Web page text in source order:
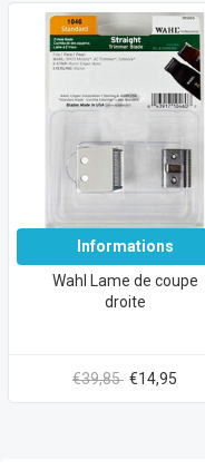
Informations
Wahl Lame de coupe
droite
€39,85 €14,95